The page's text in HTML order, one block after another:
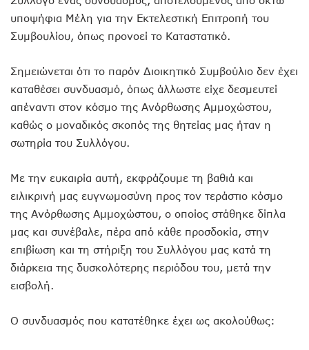
υποψήφια Μέλη για την Εκτελεστική Επιτροπή του
Συμβουλίου, όπως προνοεί το Καταστατικό.
Σημειώνεται ότι το παρόν Διοικητικό Συμβούλιο δεν έχει
καταθέσει συνδυασμό, όπως άλλωστε είχε δεσμευτεί
απέναντι στον κόσμο της Ανόρθωσης Αμμοχώστου,
καθώς ο μοναδικός σκοπός της θητείας μας ήταν η
σωτηρία του Συλλόγου.
Με την ευκαιρία αυτή, εκφράζουμε τη βαθιά και
ειλικρινή μας ευγνωμοσύνη προς τον τεράστιο κόσμο
της Ανόρθωσης Αμμοχώστου, ο οποίος στάθηκε δίπλα
μας και συνέβαλε, πέρα από κάθε προσδοκία, στην
επιβίωση και τη στήριξη του Συλλόγου μας κατά τη
διάρκεια της δυσκολότερης περιόδου του, μετά την
εισβολή.
Ο συνδυασμός που κατατέθηκε έχει ως ακολούθως: